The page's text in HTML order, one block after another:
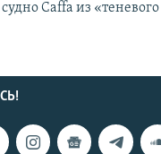
Caffa из